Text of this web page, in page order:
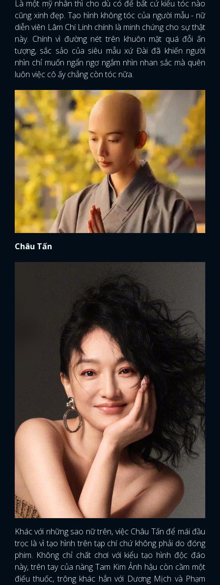
Là một mỹ nhân thì cho dù có để bất cứ kiểu tóc nào
cũng xinh đẹp. Tạo hình không tóc của người mẫu - nữ
diễn viên Lâm Chí Linh chính là minh chứng cho sự thật
này. Chính vì đường nét trên khuôn mặt quá đỗi ấn
tượng, sắc sảo của siêu mẫu xứ Đài đã khiến người
nhìn chỉ muốn ngẩn ngơ ngắm nhìn nhan sắc mà quên
luôn việc cô ấy chẳng còn tóc nữa.
Châu Tấn
Khác với những sao nữ trên, việc Châu Tấn để mái đầu
trọc là vì tạo hình trên tạp chí chứ không phải do đóng
phim. Không chỉ chất chơi với kiểu tạo hình độc đáo
này, trên tay của nàng Tam Kim Ảnh hậu còn cầm một
điếu thuốc, trông khác hẳn với Dương Mịch và Phạm